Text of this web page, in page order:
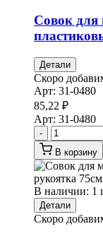
Совок для
Детали
Скоро
Арт: 31-0480
85,22 ₽
Арт: 31-0480
-
В корзину
В наличии: 1
Детали
Скоро